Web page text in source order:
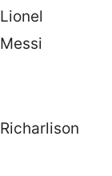
Lionel
Messi
Richarlison